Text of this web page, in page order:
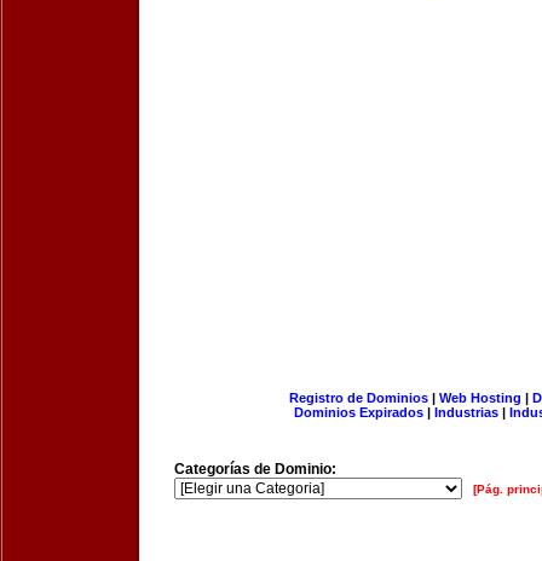
Registro de Dominios| Web Hosting |
Dominios Expirados | Industrias |
Categorías de Dominio:
[Pág.